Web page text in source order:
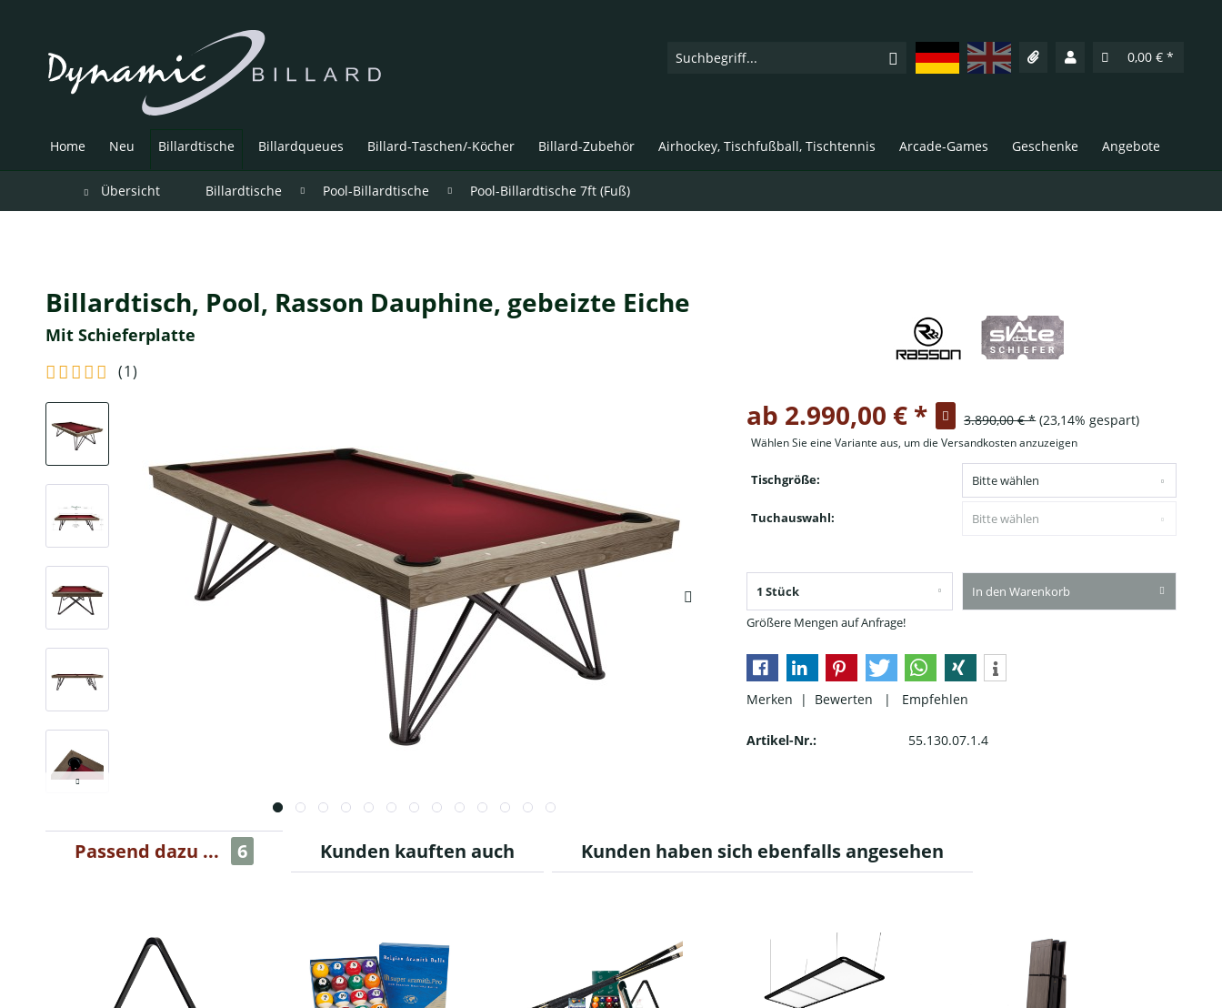
DeutschEnglish 0,00 € *
Home Neu Billardtische Billardqueues Billard-Taschen/-Köcher Billard-Zubehör Airhockey, Tischfußball, Tischtennis Arcade-Games Geschenke Angebote
Übersicht Billardtische Pool-Billardtische Pool-Billardtische 7ft (Fuß)
Billardtisch, Pool, Rasson Dauphine, gebeizte Eiche
Mit Schieferplatte
(1)
ab 2.990,00 € * 3.890,00 € * (23,14% gespart)
Wählen Sie eine Variante aus, um die Versandkosten anzuzeigen
Tischgröße:
Tuchauswahl:
Größere Mengen auf Anfrage!
In den Warenkorb
Merken | Bewerten | Empfehlen
Artikel-Nr.: 55.130.07.1.4
Passend dazu ... 6 Kunden kauften auch Kunden haben sich ebenfalls angesehen